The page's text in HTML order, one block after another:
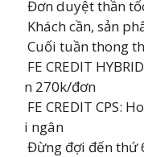
Đơn duyệt thần
Khách cần, sản
Cuối tuần thong
FE CREDIT
n 270k/đơn
FE CREDIT CPS:
i ngân
Đừng đợi đến thứ